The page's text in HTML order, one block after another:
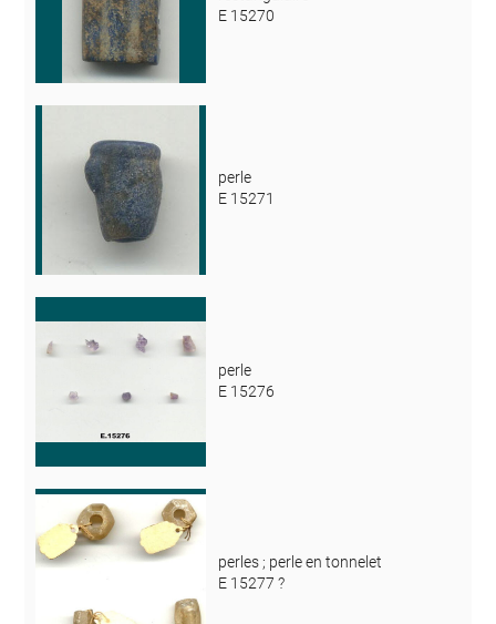
E 15270
perle
E 15271
perle
E 15276
perles ; perle en tonnelet
E 15277 ?